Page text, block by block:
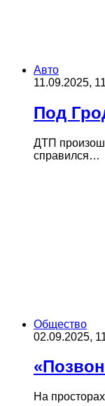
Авто
11.09.2025,
Под
ДТП
справился…
Общество
02.09.2025,
На